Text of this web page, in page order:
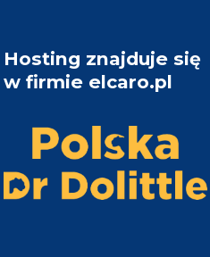
Hosting znajduje się
w firmie elcaro.pl